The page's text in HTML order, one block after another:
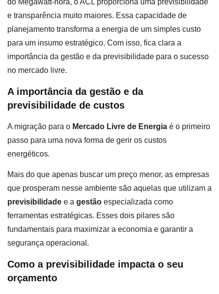
do Megawatt-hora, o ACL proporciona uma previsibilidade
e transparência muito maiores. Essa capacidade de
planejamento transforma a energia de um simples custo
para um insumo estratégico. Com isso, fica clara a
importância da gestão e da previsibilidade para o sucesso
no mercado livre.
A importância da gestão e da
previsibilidade de custos
A migração para o Mercado Livre de Energia é o primeiro
passo para uma nova forma de gerir os custos
energéticos.
Mais do que apenas buscar um preço menor, as empresas
que prosperam nesse ambiente são aquelas que utilizam a
previsibilidade e a gestão especializada como
ferramentas estratégicas. Esses dois pilares são
fundamentais para maximizar a economia e garantir a
segurança operacional.
Como a previsibilidade impacta o seu
orçamento